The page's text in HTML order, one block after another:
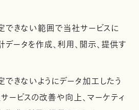
できない範囲で当社サービスに
ータを作成、利用、開示、提供す
できないようにデータ加工したう
ービスの改善や向上、マーケティ